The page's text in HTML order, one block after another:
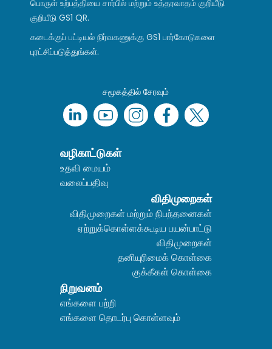
பொருள் உற்பத்தியை சார்பில் மற்றும் உத்தரவாதம் குறியீடு
குறியீடு GS1 QR.
கடைக்குப் பட்டியல் நிர்வகணுக்கு GS1 பார்கோடுகளை
புரட்சிப்படுத்துங்கள்.
சமூகத்தில் சேரவும்
வழிகாட்டுகள்
உதவி மையம்
வலைப்பதிவு
விதிமுறைகள்
விதிமுறைகள் மற்றும் நிபந்தனைகள்
ஏற்றுக்கொள்ளக்கூடிய பயன்பாட்டு
விதிமுறைகள்
தனியுரிமைக் கொள்கை
குக்கீகள் கொள்கை
நிறுவனம்
எங்களை பற்றி
எங்களை தொடர்பு கொள்ளவும்